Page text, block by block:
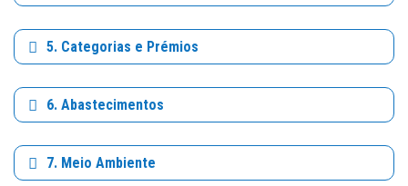
5. Categorias e Prémios
6. Abastecimentos
7. Meio Ambiente